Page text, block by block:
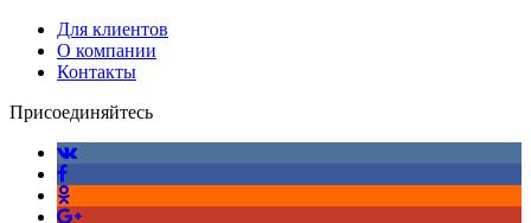
Для клиентов
О компании
Контакты
Присоединяйтесь